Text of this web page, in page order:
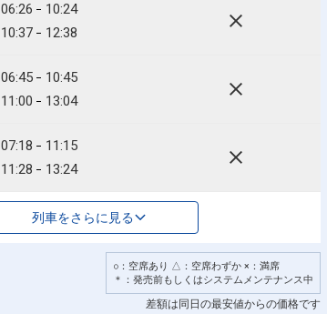
06:26 10:24
10:37 12:38
06:45 10:45
11:00 13:04
07:18 11:15
11:28 13:24
列車をさらに見る
○：空席あり △：空席わずか ×：満席
＊：発売前もしくはシステムメンテナンス中
差額は同日の最安値からの価格です